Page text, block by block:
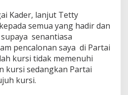
Kader, lanjut Tetty
semua yang hadir dan
senantiasa
pencalonan saya di Partai
kursi tidak memenuhi
kursi sedangkan Partai
kursi.